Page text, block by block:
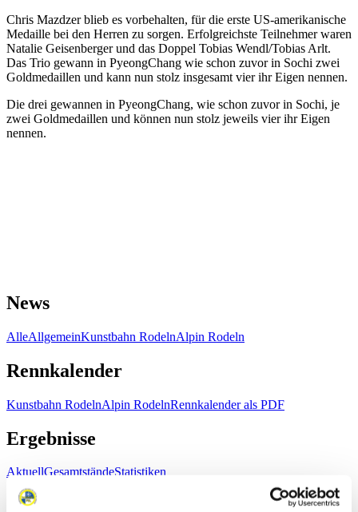
Chris Mazdzer blieb es vorbehalten, für die erste US-amerikanische
Medaille bei den Herren zu sorgen. Erfolgreichste Teilnehmer waren
Natalie Geisenberger und das Doppel Tobias Wendl/Tobias Arlt.
Das Trio gewann in PyeongChang wie schon zuvor in Sochi zwei
Goldmedaillen und kann nun stolz insgesamt vier ihr Eigen nennen.
Die drei gewannen in PyeongChang, wie schon zuvor in Sochi, je
zwei Goldmedaillen und können nun stolz jeweils vier ihr Eigen
nennen.
News
AlleAllgemeinKunstbahn RodelnAlpin Rodeln
Rennkalender
Kunstbahn RodelnAlpin RodelnRennkalender als PDF
Ergebnisse
AktuellGesamtständeStatistiken